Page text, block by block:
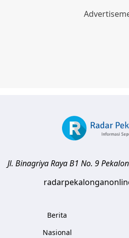
Jl. Binagriya Raya B1 No. 9
Berita
Nasional